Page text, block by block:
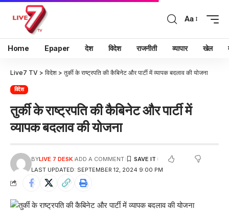
Aa
Home Epaper देश विदेश राजनीती व्यापार खेल
Live7 TV > विदेश > तुर्की के राष्ट्रपति की कैबिनेट और पार्टी में व्यापक बदलाव की योजना
विदेश
तुर्की के राष्ट्रपति की कैबिनेट और पार्टी में
व्यापक बदलाव की योजना
LAST UPDATED: SEPTEMBER 12, 2024 9:00 PM
BYLIVE 7 DESK ADD A COMMENT